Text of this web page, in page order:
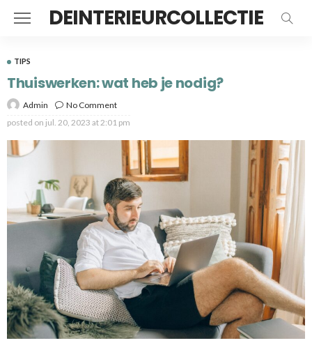
DEINTERIEURCOLLECTIE
TIPS
Thuiswerken: wat heb je nodig?
Admin
No Comment
posted on jul. 20, 2023 at 2:01 pm